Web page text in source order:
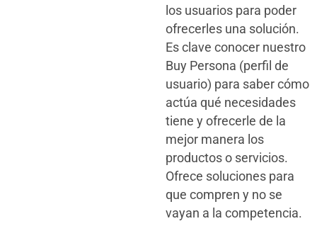
los usuarios para poder
ofrecerles una solución.
Es clave conocer nuestro
Buy Persona (perfil de
usuario) para saber cómo
actúa qué necesidades
tiene y ofrecerle de la
mejor manera los
productos o servicios.
Ofrece soluciones para
que compren y no se
vayan a la competencia.